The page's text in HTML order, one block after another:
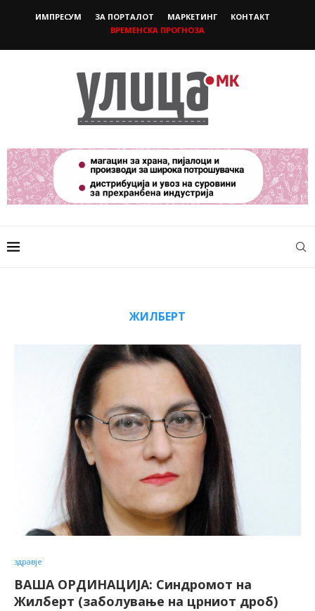
ИМПРЕСУМ ЗА ПОРТАЛОТ МАРКЕТИНГ
КОНТАКТ
ВРЕМЕНСКА ПРОГНОЗА
ЖИЛБЕРТ
здравје
ВАША ОРДИНАЦИЈА: Синдромот на
Жилберт (заболување на црниот дроб)